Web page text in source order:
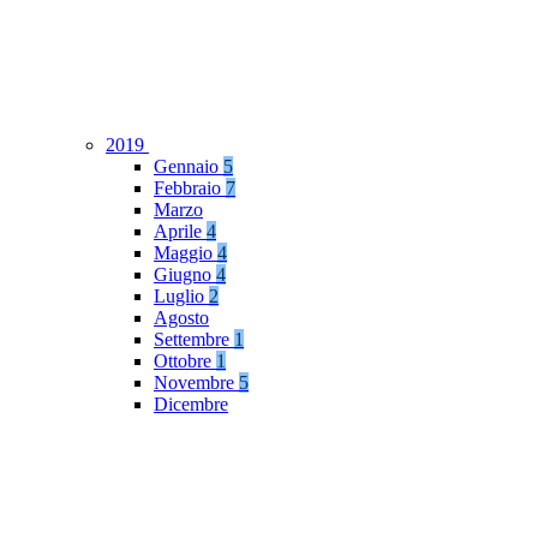
2019
Gennaio 5
Febbraio 7
Marzo
Aprile 4
Maggio 4
Giugno 4
Luglio 2
Agosto
Settembre 1
Ottobre 1
Novembre 5
Dicembre